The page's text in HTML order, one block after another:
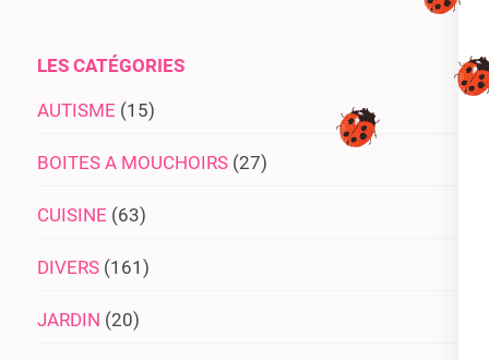
LES CATÉGORIES
AUTISME (15)
BOITES A MOUCHOIRS (27)
CUISINE (63)
DIVERS (161)
JARDIN (20)